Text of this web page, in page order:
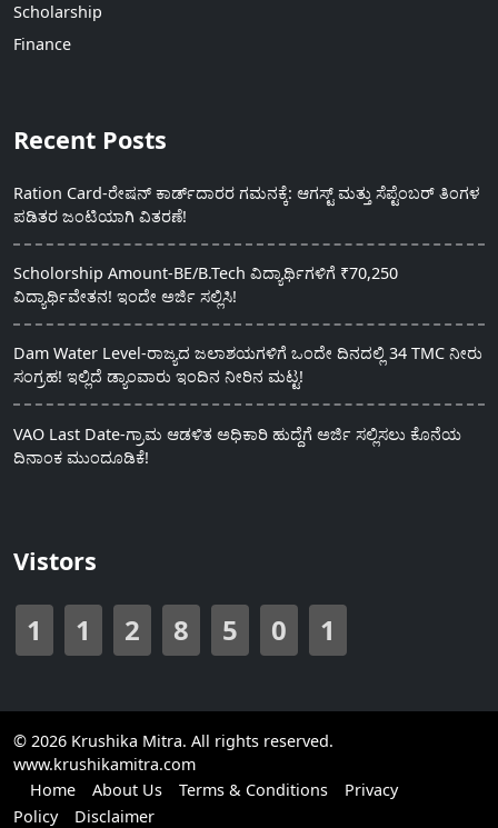
Scholarship
Finance
Recent Posts
Ration Card-ರೇಷನ್ ಕಾರ್ಡ್‍ದಾರರ ಗಮನಕ್ಕೆ: ಆಗಸ್ಟ್ ಮತ್ತು ಸೆಪ್ಟೆಂಬರ್ ತಿಂಗಳ
ಪಡಿತರ ಜಂಟಿಯಾಗಿ ವಿತರಣೆ!
Scholorship Amount-BE/B.Tech ವಿದ್ಯಾರ್ಥಿಗಳಿಗೆ ₹70,250
ವಿದ್ಯಾರ್ಥಿವೇತನ! ಇಂದೇ ಅರ್ಜಿ ಸಲ್ಲಿಸಿ!
Dam Water Level-ರಾಜ್ಯದ ಜಲಾಶಯಗಳಿಗೆ ಒಂದೇ ದಿನದಲ್ಲಿ 34 TMC ನೀರು
ಸಂಗ್ರಹ! ಇಲ್ಲಿದೆ ಡ್ಯಾಂವಾರು ಇಂದಿನ ನೀರಿನ ಮಟ್ಟ!
VAO Last Date-ಗ್ರಾಮ ಆಡಳಿತ ಅಧಿಕಾರಿ ಹುದ್ದೆಗೆ ಅರ್ಜಿ ಸಲ್ಲಿಸಲು ಕೊನೆಯ
ದಿನಾಂಕ ಮುಂದೂಡಿಕೆ!
Vistors
1 1 2 8 5 0 1
© 2026 Krushika Mitra. All rights reserved.
www.krushikamitra.com
Home
About Us Terms & Conditions
Privacy
Policy
Disclaimer